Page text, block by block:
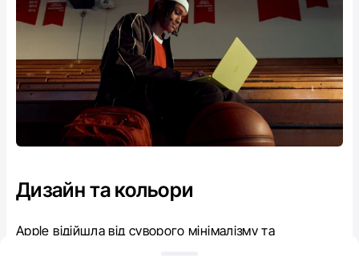
Дизайн та кольори
Apple відійшла від суворого мінімалізму та